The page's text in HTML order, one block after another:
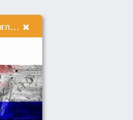
Перевод любых текстов с Английского на Русский